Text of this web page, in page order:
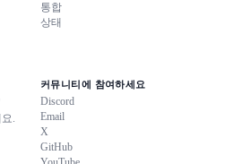
통합
상태
.
커뮤니티에 참여하세요
Discord
Email
X
GitHub